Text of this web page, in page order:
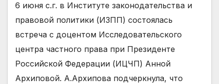
6 июня с.г. в Институте законодательства и
правовой политики (ИЗПП) состоялась
встреча с доцентом Исследовательского
центра частного права при Президенте
Российской Федерации (ИЦЧП) Анной
Архиповой. А.Архипова подчеркнула, что